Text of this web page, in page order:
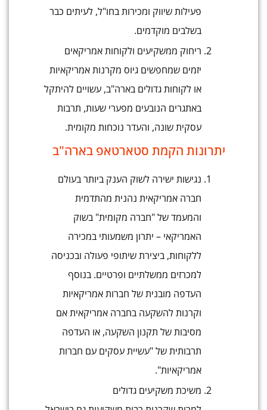
פעילות שיווק ומכירות בחו"ל, לעיתים כבר
בשלבים מוקדמים.
ריחוק ממשקיעים ולקוחות אמריקאים
יזמים שמחפשים גיוס מקרנות אמריקאיות
או לקוחות גדולים בארה"ב, עשויים להיתקל
באתגרים הנובעים מפערי שעות, תרבות
עסקית שונה, והעדר נוכחות מקומית.
יתרונות הקמת סטארטאפ בארה"ב
נגישות ישירה לשוק הענק ביותר בעולם
חברה אמריקאית נהנית מהתדמית
והמעמד של "חברה מקומית" בשוק
האמריקאי – יתרון משמעותי במכירה
ללקוחות, ביצירת שיתופי פעולה ובכניסה
למכרזים ממשלתיים ופרטיים. בנוסף
העדפה מובנית של חברות אמריקאיות
וקרנות להשקעה בחברה אמריקאית אם
מסיבות של תקנון השקעה, או העדפה
תרבותית של "עשיית עסקים עם חברות
אמריקאיות".
משיכת משקיעים גדולים